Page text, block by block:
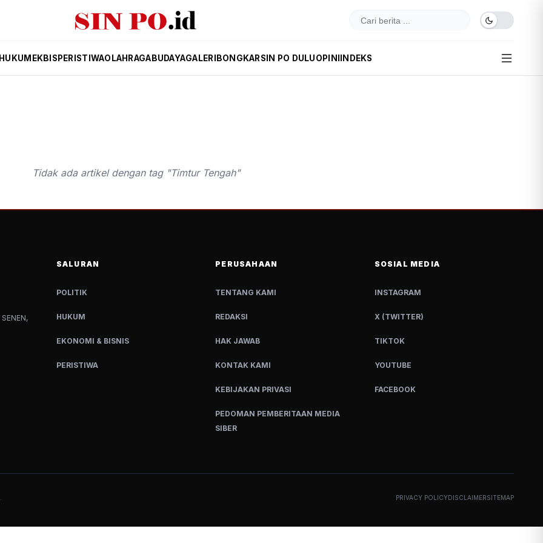
EKBIS PERISTIWAOLAHRAGA BUDAYAGALERI BONGKARSIN PO DULUOPINI INDEKS
Tidak ada artikel dengan tag "Timtur Tengah"
SALURAN
POLITIK
HUKUM
EKONOMI & BISNIS
PERISTIWA
PERUSAHAAN
TENTANG KAMI
REDAKSI
HAK JAWAB
KONTAK KAMI
KEBIJAKAN PRIVASI
PEDOMAN PEMBERITAAN MEDIA
SIBER
SOSIAL MEDIA
INSTAGRAM
X (TWITTER)
TIKTOK
YOUTUBE
FACEBOOK
PRIVACY POLICYDISCLAIMERSITEMAP